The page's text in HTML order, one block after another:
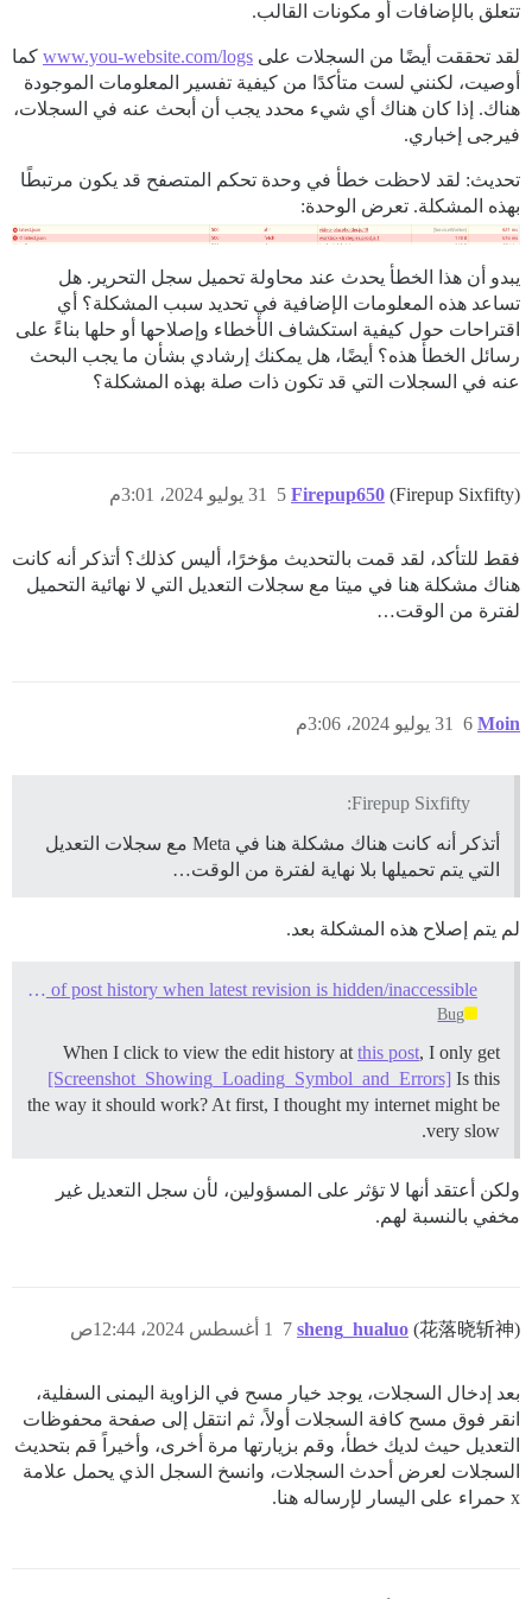
تتعلق بالإضافات أو مكونات القالب.
لقد تحققت أيضًا من السجلات على www.you-website.com/logs كما
أوصيت، لكنني لست متأكدًا من كيفية تفسير المعلومات الموجودة
هناك. إذا كان هناك أي شيء محدد يجب أن أبحث عنه في السجلات،
فيرجى إخباري.
تحديث: لقد لاحظت خطأ في وحدة تحكم المتصفح قد يكون مرتبطًا
بهذه المشكلة. تعرض الوحدة:
يبدو أن هذا الخطأ يحدث عند محاولة تحميل سجل التحرير. هل
تساعد هذه المعلومات الإضافية في تحديد سبب المشكلة؟ أي
اقتراحات حول كيفية استكشاف الأخطاء وإصلاحها أو حلها بناءً على
رسائل الخطأ هذه؟ أيضًا، هل يمكنك إرشادي بشأن ما يجب البحث
عنه في السجلات التي قد تكون ذات صلة بهذه المشكلة؟
Firepup650 (Firepup Sixfifty) 31 يوليو 2024، 3:01م 5
فقط للتأكد، لقد قمت بالتحديث مؤخرًا، أليس كذلك؟ أتذكر أنه كانت
هناك مشكلة هنا في ميتا مع سجلات التعديل التي لا نهائية التحميل
لفترة من الوقت…
Moin 31 يوليو 2024، 3:06م 6
Firepup Sixfifty:
أتذكر أنه كانت هناك مشكلة هنا في Meta مع سجلات التعديل
التي يتم تحميلها بلا نهاية لفترة من الوقت…
لم يتم إصلاح هذه المشكلة بعد.
Endless loading of post history when latest revision is hidden/inaccessible
Bug
When I click to view the edit history at this post, I only get
[Screenshot_Showing_Loading_Symbol_and_Errors] Is this
the way it should work? At first, I thought my internet might be
very slow.
ولكن أعتقد أنها لا تؤثر على المسؤولين، لأن سجل التعديل غير
مخفي بالنسبة لهم.
sheng_hualuo (花落晓斩神) 1 أغسطس 2024، 12:44ص 7
بعد إدخال السجلات، يوجد خيار مسح في الزاوية اليمنى السفلية،
انقر فوق مسح كافة السجلات أولاً، ثم انتقل إلى صفحة محفوظات
التعديل حيث لديك خطأ، وقم بزيارتها مرة أخرى، وأخيراً قم بتحديث
السجلات لعرض أحدث السجلات، وانسخ السجل الذي يحمل علامة
x حمراء على اليسار لإرساله هنا.